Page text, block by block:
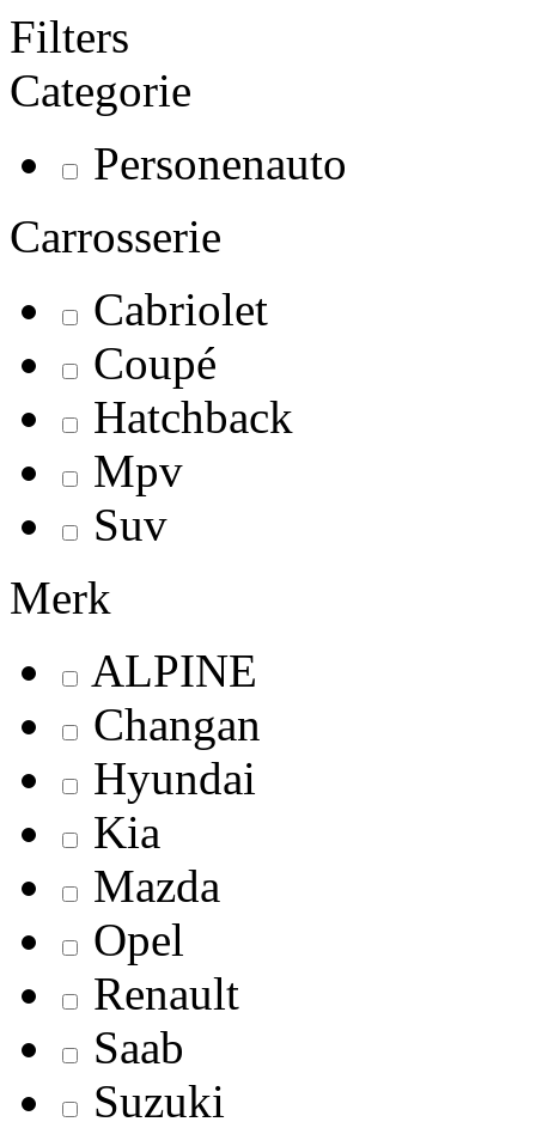
Filters
Categorie
Personenauto
Carrosserie
Cabriolet
Coupé
Hatchback
Mpv
Suv
Merk
ALPINE
Changan
Hyundai
Kia
Mazda
Opel
Renault
Saab
Suzuki